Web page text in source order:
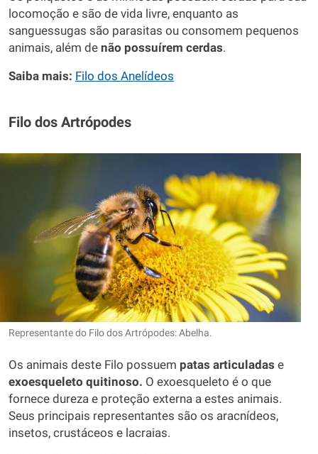
locomoção e são de vida livre, enquanto as
sanguessugas são parasitas ou consomem pequenos
animais, além de não possuírem cerdas.
Saiba mais: Filo dos Anelídeos
Filo dos Artrópodes
Representante do Filo dos Artrópodes: Abelha.
Os animais deste Filo possuem patas articuladas e
exoesqueleto quitinoso. O exoesqueleto é o que
fornece dureza e proteção externa a estes animais.
Seus principais representantes são os aracnídeos,
insetos, crustáceos e lacraias.